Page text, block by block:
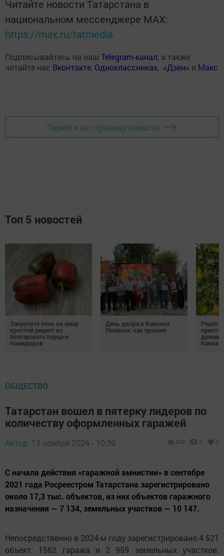
Читайте новости Татарстана в
национальном мессенджере MАХ:
https://max.ru/tatmedia
Подписывайтесь на наш Telegram-канал, а также
читайте нас Вконтакте, Одноклассниках, «Дзен» и Макс
Перейти на страницу новости
Топ 5 новостей
Закрутите лечо на зиму:
простой рецепт из
болгарского перца и
помидоров
День двора в Камских
Полянах: как прошел
ОБЩЕСТВО
Татарстан вошел в пятерку лидеров по
количеству оформленных гаражей
Автор, 13 ноября 2024 - 10:39 529 0 0
С начала действия «гаражной амнистии» в сентябре
2021 года Росреестром Татарстана зарегистрировано
около 17,3 тыс. объектов, из них объектов гаражного
назначения — 7 134, земельных участков — 10 147.
Непосредственно в 2024-м году зарегистрировано 4 521
объект: 1562 гаража и 2 959 земельных участков.